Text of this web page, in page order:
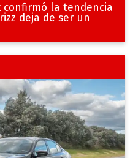
confirmó la tendencia
deja de ser un